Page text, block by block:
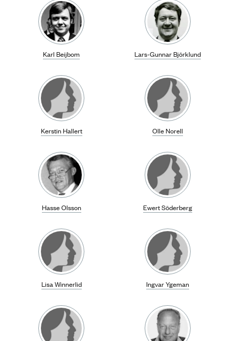
Karl Beijbom Lars-Gunnar Björklund
Kerstin Hallert Olle Norell
Hasse Olsson Ewert Söderberg
Lisa Winnerlid Ingvar Ygeman